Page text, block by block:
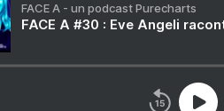
FACE A - un podcast Purecharts
FACE A #30 : Eve Angeli